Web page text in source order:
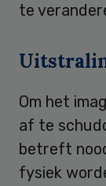
te
Om het
af te
betreft
fysiek